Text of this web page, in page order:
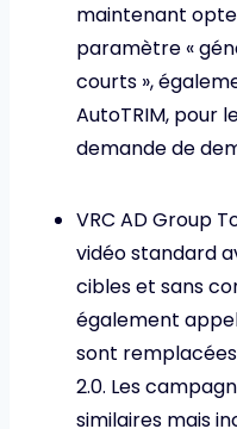
maintenant
paramètre «
courts »,
AutoTRIM, pour
demande de
VRC AD Group
vidéo standard
cibles et sans
également
sont
2.0. Les
similaires mais